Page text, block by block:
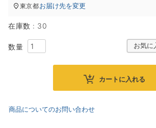
東京都お届け先を変更
在庫数 30
お気に
カートに入れる
商品についてのお問い合わせ